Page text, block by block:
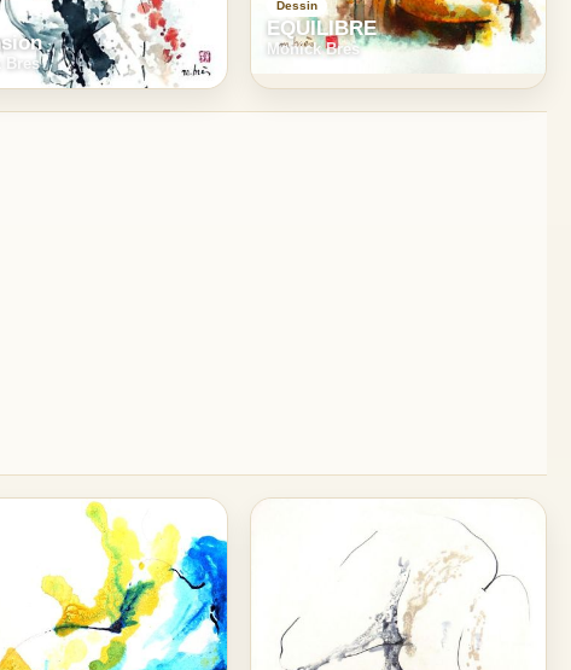
Bres
Dessin
EQUILIBRE
Monick Bres